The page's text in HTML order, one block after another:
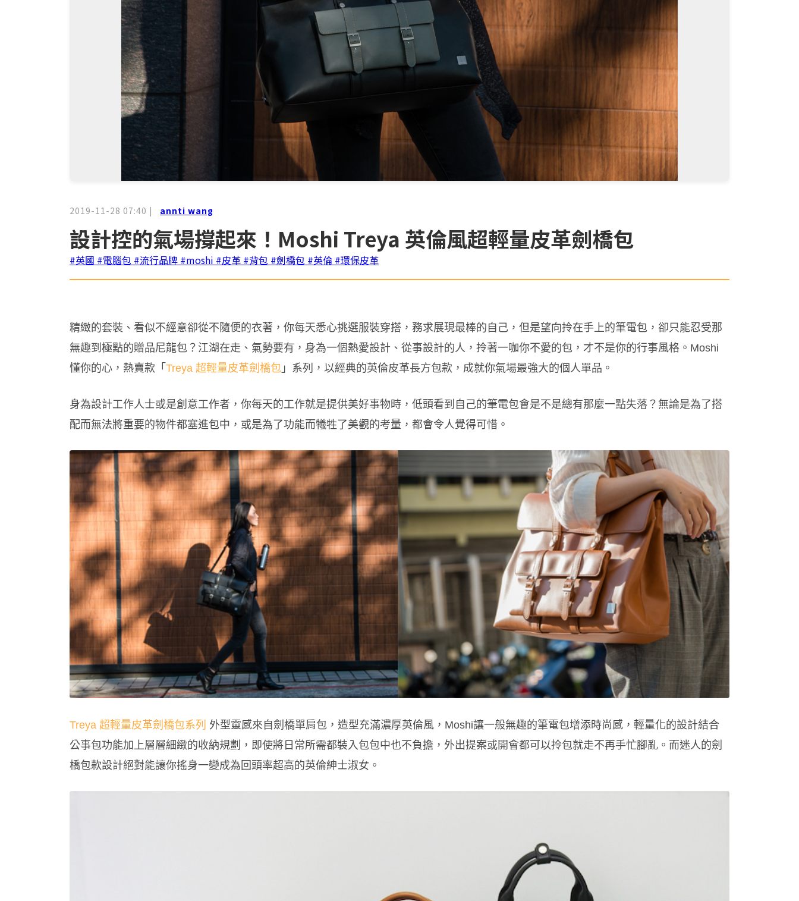
2019-11-28 07:40 | annti wang
設計控的氣場撐起來！Moshi Treya 英倫風超輕量皮革劍橋包
#英國 #電腦包 #流行品牌 #moshi #皮革 #背包 #劍橋包 #英倫 #環保皮革
精緻的套裝、看似不經意卻從不隨便的衣著，你每天悉心挑選服裝穿搭，務求展現最棒的自己，但是望向拎在手上的筆電包，卻只能忍受那
無趣到極點的贈品尼龍包？江湖在走、氣勢要有，身為一個熱愛設計、從事設計的人，拎著一咖你不愛的包，才不是你的行事風格。Moshi
懂你的心，熱賣款「 Treya 超輕量皮革劍橋包 」 系列 ，以經典的英倫皮革長方包款，成就你氣場最強大的個人單品。
身為設計工作人士或是創意工作者，你每天的工作就是提供美好事物時，低頭看到自己的筆電包會是不是總有那麼一點失落？無論是為了搭
配而無法將重要的物件都塞進包中，或是為了功能而犧牲了美觀的考量，都會令人覺得可惜。
Treya 超輕量皮革劍橋包系列 外型靈感來自劍橋單肩包，造型充滿濃厚英倫風，Moshi讓一般無趣的筆電包增添時尚感，輕量化的設計結合
公事包功能加上層層細緻的收納規劃，即使將日常所需都裝入包包中也不負擔，外出提案或開會都可以拎包就走不再手忙腳亂。而迷人的劍
橋包款設計絕對能讓你搖身一變成為回頭率超高的英倫紳士淑女。